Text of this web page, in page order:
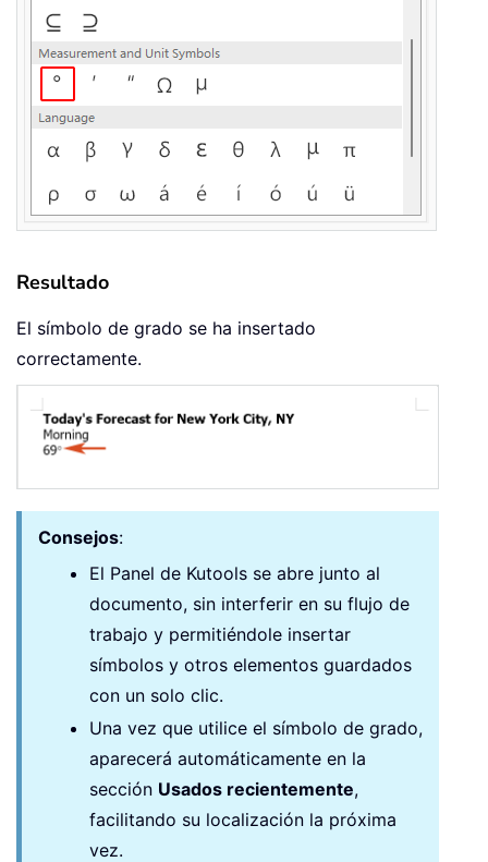
Resultado
El símbolo de grado se ha insertado
correctamente.
Consejos:
El Panel de Kutools se abre junto al
documento, sin interferir en su flujo de
trabajo y permitiéndole insertar
símbolos y otros elementos guardados
con un solo clic.
Una vez que utilice el símbolo de grado,
aparecerá automáticamente en la
sección Usados recientemente,
facilitando su localización la próxima
vez.